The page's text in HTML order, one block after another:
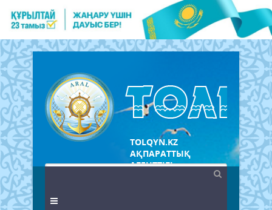
TOLQYN.KZ
АҚПАРАТТЫҚ
АГЕНТТІГІ